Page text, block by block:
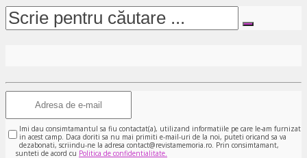
Imi dau consimtamantul sa fiu contactat(a), utilizand informatiile pe care le-am furnizat
in acest camp. Daca doriti sa nu mai primiti e-mail-uri de la noi, puteti oricand sa va
dezabonati, scriindu-ne la adresa contact@revistamemoria.ro. Prin consimtamant,
sunteti de acord cu Politica de confidentialitate.